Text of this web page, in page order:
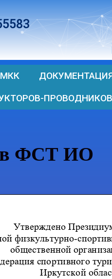
МКК
ПРОВОДНИКОВ
в ФСТ ИО